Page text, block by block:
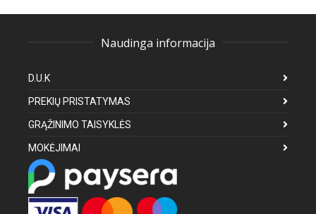
Naudinga informacija
D.U.K
PREKIŲ PRISTATYMAS
GRĄŽINIMO TAISYKLĖS
MOKĖJIMAI